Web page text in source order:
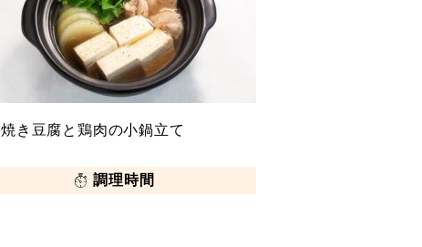
焼き豆腐と鶏肉の小鍋立て
調理時間